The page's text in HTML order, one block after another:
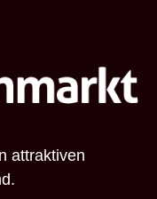
attraktiven